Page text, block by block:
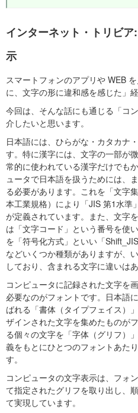
インターネット・トリビ
示
スマートフォンのアプリや WEB
に、文字の形に違和感を感じた」
今回は、そんな話にも通じる「コ
介したいと思います。
日本語には、ひらがな・カタカナ
す。特に漢字には、文字の一部が
常的に使われている漢字だけでも
ュータで日本語を扱うためには、
る必要があります。これを「文字
本工業規格）により「JIS 第1水準
が定義されています。また、文字
は「文字コード」という番号を使
を「符号化方式」といい「
などいくつか種類がありますが、
しており、含まれる文字に違いはあ
コンピュータに記録された文字を
必要なのがフォントです。日本語
ばれる「書体（タイプフェイス）
ザインされた文字を集めたものが
る個々の文字を「字体（グリフ）
義をもとにひとつのフォントあた
す。
コンピュータの文字表示は、フォ
て指定されたグリフを取り出し、
て実現しています。